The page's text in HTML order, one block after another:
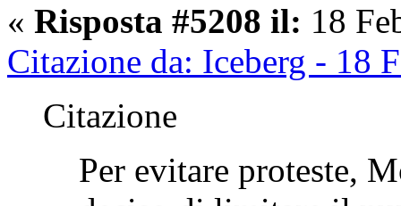
« Risposta #5208 il: 18
Citazione da: Iceberg - 18
Citazione
Per evitare proteste,